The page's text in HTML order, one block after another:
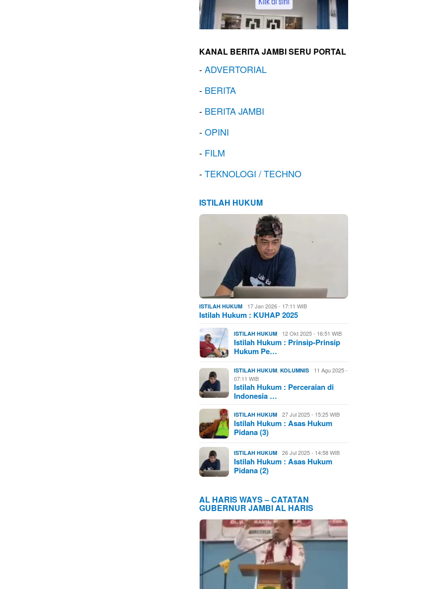
KANAL BERITA JAMBI SERU PORTAL
-ADVERTORIAL
- BERITA
- BERITA JAMBI
-OPINI
- FILM
-TEKNOLOGI / TECHNO
ISTILAH HUKUM
ISTILAH HUKUM 17 Jan 2026 - 17:11 WIB
Istilah Hukum : KUHAP 2025
ISTILAH HUKUM 12 Okt 2025 - 16:51 WIB
Istilah Hukum : Prinsip-Prinsip
Hukum Pe…
ISTILAH HUKUM ,KOLUMNIS
11 Agu 2025 -
07:11 WIB
Istilah Hukum : Perceraian di
Indonesia …
ISTILAH HUKUM 27 Jul 2025 - 15:25 WIB
Istilah Hukum : Asas Hukum
Pidana (3)
ISTILAH HUKUM 26 Jul 2025 - 14:58 WIB
Istilah Hukum : Asas Hukum
Pidana (2)
AL HARIS WAYS – CATATAN
GUBERNUR JAMBI AL HARIS